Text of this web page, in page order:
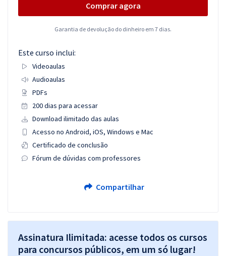
Comprar agora
Garantia de devolução do dinheiro em 7 dias.
Este curso inclui:
Videoaulas
Audioaulas
PDFs
200 dias para acessar
Download ilimitado das aulas
Acesso no Android, iOS, Windows e Mac
Certificado de conclusão
Fórum de dúvidas com professores
Compartilhar
Assinatura Ilimitada: acesse todos os cursos
para concursos públicos, em um só lugar!